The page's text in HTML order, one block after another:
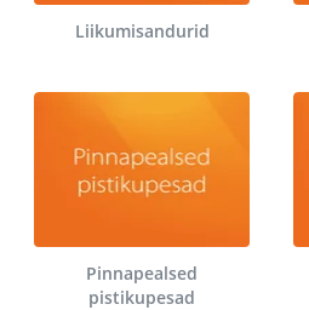
Liikumisandurid
Pinnapealsed
pistikupesad